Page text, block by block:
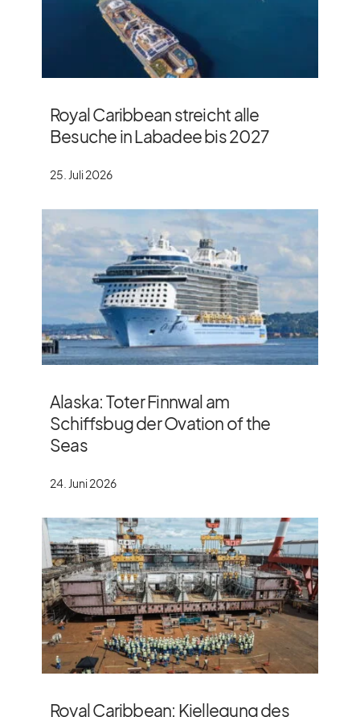
Royal Caribbean streicht alle
Besuche in Labadee bis 2027
25. Juli 2026
Alaska: Toter Finnwal am
Schiffsbug der Ovation of the
Seas
24. Juni 2026
Royal Caribbean: Kiellegung des